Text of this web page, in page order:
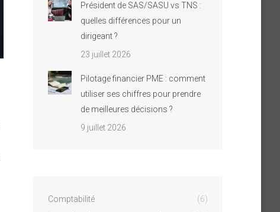
Président de SAS/SASU vs TNS :
quelles différences pour un
dirigeant ?
23 juillet 2026
Pilotage financier PME : comment
utiliser ses chiffres pour prendre
de meilleures décisions ?
9 juillet 2026
Comptabilité
(6)